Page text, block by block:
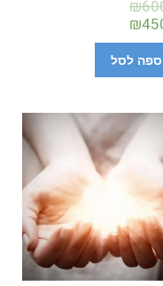
₪
₪
לסל